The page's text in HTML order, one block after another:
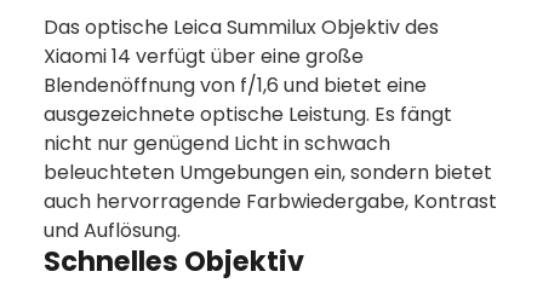
Das optische Leica Summilux Objektiv des
Xiaomi 14 verfügt über eine große
Blendenöffnung von f/1,6 und bietet eine
ausgezeichnete optische Leistung. Es fängt
nicht nur genügend Licht in schwach
beleuchteten Umgebungen ein, sondern bietet
auch hervorragende Farbwiedergabe, Kontrast
und Auflösung.
Schnelles Objektiv